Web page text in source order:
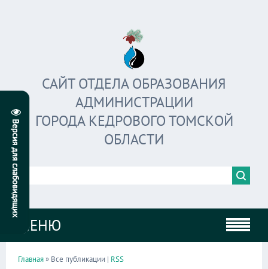
САЙТ ОТДЕЛА ОБРАЗОВАНИЯ
АДМИНИСТРАЦИИ
ГОРОДА КЕДРОВОГО ТОМСКОЙ
ОБЛАСТИ
МЕНЮ
Главная» Все публикации | RSS